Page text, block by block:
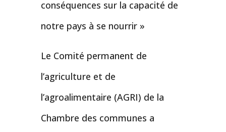
conséquences sur la capacité de
notre pays à se nourrir »
Le Comité permanent de
l’agriculture et de
l’agroalimentaire (AGRI) de la
Chambre des communes a